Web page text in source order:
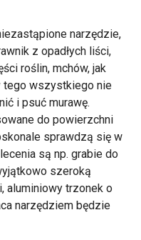
narzędzie,
z opadłych liści,
roślin, mchów, jak
tego wszystkiego nie
i psuć murawę.
do powierzchni
sprawdzą się w
są np. grabie do
szeroką
aluminiowy trzonek o
narzędziem będzie